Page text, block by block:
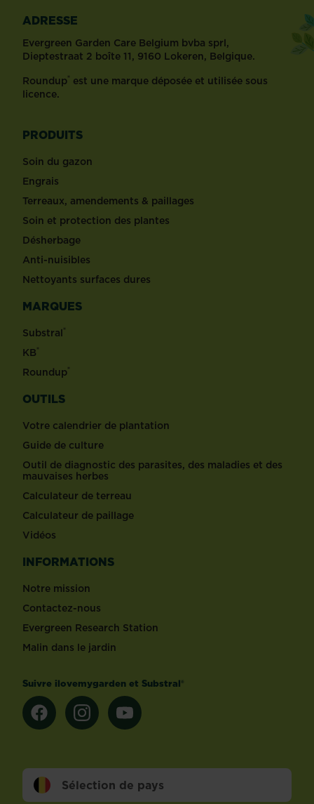
ADRESSE
Evergreen Garden Care Belgium bvba sprl,
Dieptestraat 2 boîte 11, 9160 Lokeren, Belgique.
Roundup® est une marque déposée et utilisée sous
licence.
PRODUITS
Soin du gazon
Engrais
Terreaux, amendements & paillages
Soin et protection des plantes
Désherbage
Anti-nuisibles
Nettoyants surfaces dures
MARQUES
Substral®
KB®
Roundup®
OUTILS
Votre calendrier de plantation
Guide de culture
Outil de diagnostic des parasites, des maladies et des
mauvaises herbes
Calculateur de terreau
Calculateur de paillage
Vidéos
INFORMATIONS
Notre mission
Contactez-nous
Evergreen Research Station
Malin dans le jardin
Suivre ilovemygarden et Substral®
Sélection de pays